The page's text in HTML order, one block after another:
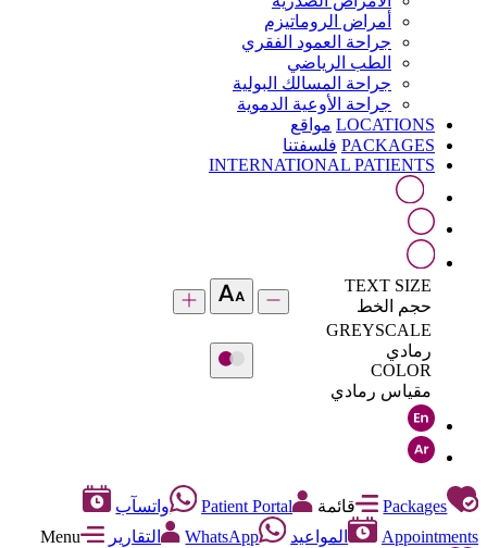
أمراض الروماتيزم
جراحة العمود الفقري
الطب الرياضي
جراحة المسالك البولية
جراحة الأوعية الدموية
LOCATIONS مواقع
PACKAGES فلسفتنا
INTERNATIONAL PATIENTS
TEXT SIZE
حجم الخط
GREYSCALE
رمادي
COLOR
مقياس رمادي
Packages قائمة Patient Portal
واتسآب
Appointments
المواعيد WhatsApp التقارير
Menu